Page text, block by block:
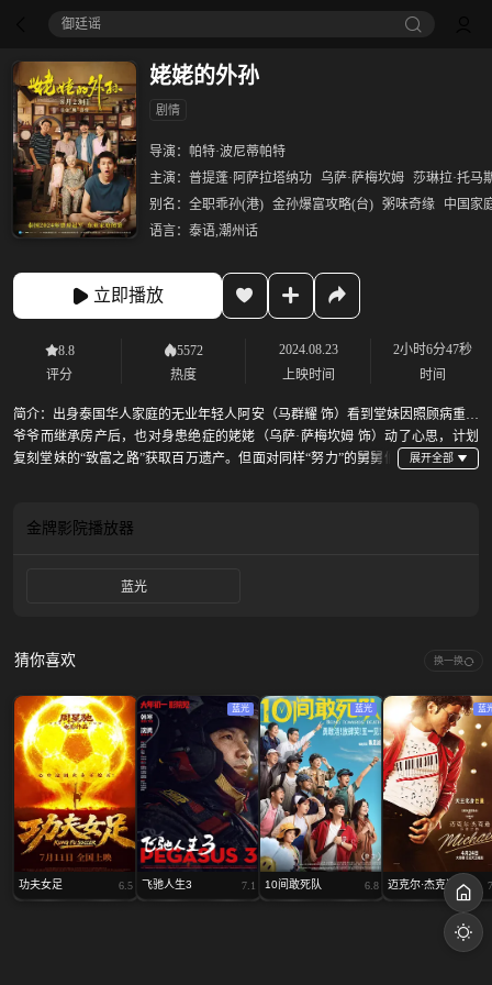
御廷谣‎
姥姥的外孙
剧情
导演： 帕特·波尼蒂帕特
主演： 普提蓬·阿萨拉塔纳功 乌萨·萨梅坎姆
莎琳拉·托马
别名： 全职乖孙(港) 金孙爆富攻略(台) 粥味奇缘
中国家
语言： 泰语,潮州话
立即播放
8.8
评分
5572
热度
2024.08.23
上映时间
2小时6分47秒
时间
简介： 出身泰国华人家庭的无业年轻人阿安（马群耀 饰）看到堂妹因照顾病重的
爷爷而继承房产后，也对身患绝症的姥姥（乌萨·萨梅坎姆 饰）动了心思，计划
复刻堂妹的“致富之路”获取百万遗产。但面对同样“努力”的舅舅们
金牌影院播放器
蓝光
猜你喜欢 换一换
功夫女足 6.5
蓝光
飞驰人生3 7.1
蓝光
10间敢死队 6.8
蓝
迈克尔·杰克逊：...